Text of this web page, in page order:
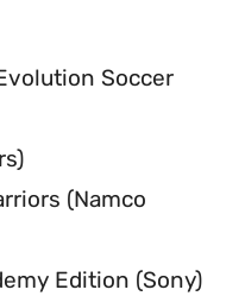
Soccer
(Namco
Edition (Sony)